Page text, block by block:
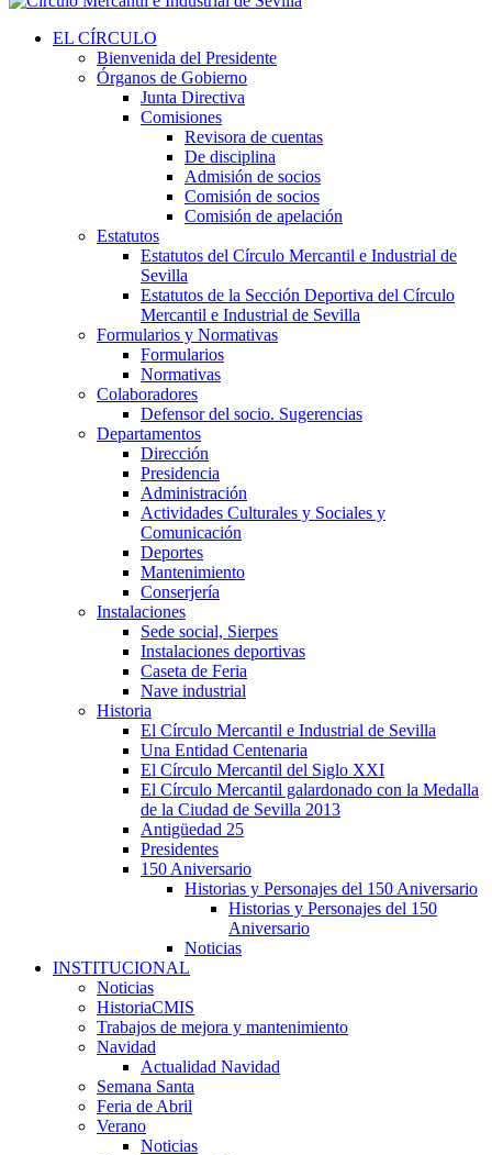
EL CÍRCULO
Bienvenida del Presidente
Órganos de Gobierno
Junta Directiva
Comisiones
Revisora de cuentas
De disciplina
Admisión de socios
Comisión de socios
Comisión de apelación
Estatutos
Estatutos del Círculo Mercantil e Industrial de
Sevilla
Estatutos de la Sección Deportiva del Círculo
Mercantil e Industrial de Sevilla
Formularios y Normativas
Formularios
Normativas
Colaboradores
Defensor del socio. Sugerencias
Departamentos
Dirección
Presidencia
Administración
Actividades Culturales y Sociales y
Comunicación
Deportes
Mantenimiento
Conserjería
Instalaciones
Sede social, Sierpes
Instalaciones deportivas
Caseta de Feria
Nave industrial
Historia
El Círculo Mercantil e Industrial de Sevilla
Una Entidad Centenaria
El Círculo Mercantil del Siglo XXI
El Círculo Mercantil galardonado con la Medalla
de la Ciudad de Sevilla 2013
Antigüedad 25
Presidentes
150 Aniversario
Historias y Personajes del 150 Aniversario
Historias y Personajes del 150
Aniversario
Noticias
INSTITUCIONAL
Noticias
HistoriaCMIS
Trabajos de mejora y mantenimiento
Navidad
Actualidad Navidad
Semana Santa
Feria de Abril
Verano
Noticias